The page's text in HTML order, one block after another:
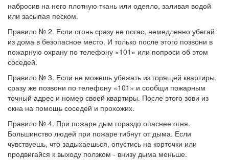
набросив на него плотную ткань или одеяло, заливая водой
или засыпая песком.
Правило № 2. Если огонь сразу не погас, немедленно убегай
из дома в безопасное место. И только после этого позвони в
пожарную охрану по телефону «101» или попроси об этом
соседей.
Правило № 3. Если не можешь убежать из горящей квартиры,
сразу же позвони по телефону «101» и сообщи пожарным
точный адрес и номер своей квартиры. После этого зови из
окна на помощь соседей и прохожих.
Правило № 4. При пожаре дым гораздо опаснее огня.
Большинство людей при пожаре гибнут от дыма. Если
чувствуешь, что задыхаешься, опустись на корточки или
продвигайся к выходу ползком - внизу дыма меньше.